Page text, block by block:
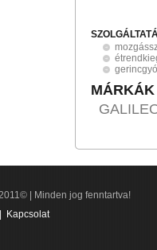
MÁRKÁK
2011© | Minden jog fenntartva!
Kapcsolat